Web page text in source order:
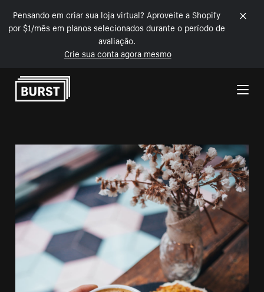
Pensando em criar sua loja virtual? Aproveite a Shopify
por $1/mês em planos selecionados durante o período de
avaliação.
Crie sua conta agora mesmo
Pular para o conteúdo